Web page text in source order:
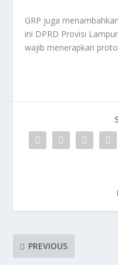
GRP juga
ini DPRD Provisi
wajib menerapkan
PREVIOUS